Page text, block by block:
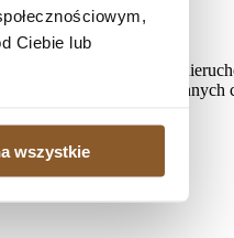
Ciebie lub
wszystkie
potrzeba sprzedaży
także w innych